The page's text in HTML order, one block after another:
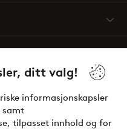
ditt valg!
informasjonskapsler
samt
tilpasset innhold og for